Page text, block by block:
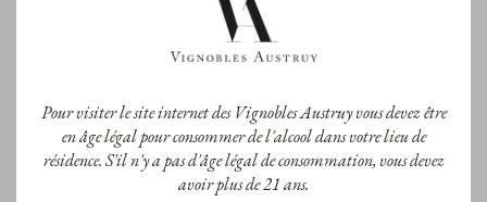
Pour visiter le site internet des Vignobles Austruy vous devez être
en âge légal pour consommer de l'alcool dans votre lieu de
résidence. S'il n'y a pas d'âge légal de consommation, vous devez
avoir plus de 21 ans.
Château Malescasse
Château Malescasse 2021
A.O.C. Ht-Médoc Cru Bourgeois
Chateau Malescasse
Château Malescasse 2020
A.O.C. Ht-Médoc Cru Bourgeois